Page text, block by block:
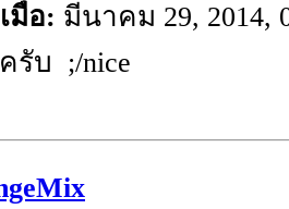
มื่อ: มีนาคม 29, 2014,
รับ ;/nice